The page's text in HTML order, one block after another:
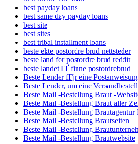
best payday loans
best same day payday loans
best site
best sites
best tribal installment loans
beste ekte postordre brud nettsteder
beste land for postordre brud reddit
beste landet ГҐ finne postordrebrud
Beste Lender fГјr eine
Beste Lender, um eine
Beste Mail -Bestellung Braut -
Beste Mail -Bestellung Braut aller
Beste Mail -Bestellung Brautagentur
Beste Mail -Bestellung Brautseiten
Beste Mail -Bestellung
Beste Mail -Bestellung Brautwebsite